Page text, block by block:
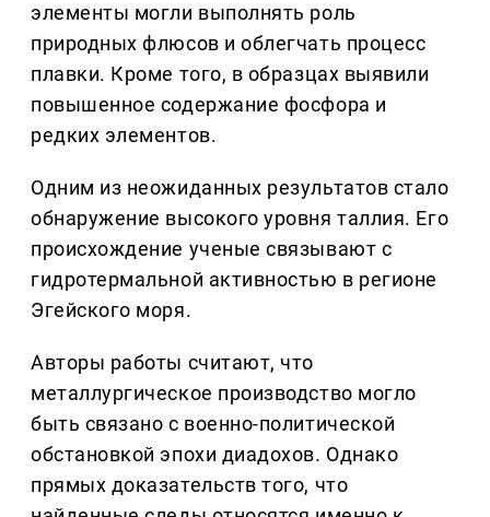
элементы могли выполнять роль
природных флюсов и облегчать процесс
плавки. Кроме того, в образцах выявили
повышенное содержание фосфора и
редких элементов.
Одним из неожиданных результатов стало
обнаружение высокого уровня таллия. Его
происхождение ученые связывают с
гидротермальной активностью в регионе
Эгейского моря.
Авторы работы считают, что
металлургическое производство могло
быть связано с военно-политической
обстановкой эпохи диадохов. Однако
прямых доказательств того, что